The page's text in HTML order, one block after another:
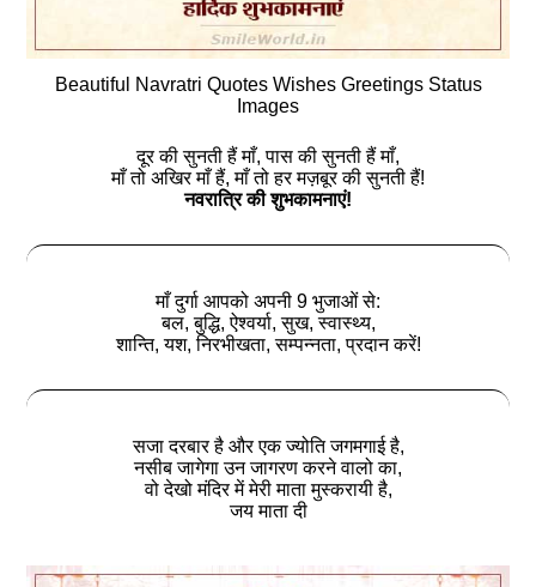
Beautiful Navratri Quotes Wishes Greetings Status
Images
दूर की सुनती हैं माँ, पास की सुनती हैं माँ,
माँ तो अखिर माँ हैं, माँ तो हर मज़बूर की सुनती हैं!
नवरात्रि की शुभकामनाएं!
माँ दुर्गा आपको अपनी 9 भुजाओं से:
बल, बुद्धि, ऐश्वर्या, सुख, स्वास्थ्य,
शान्ति, यश, निरभीखता, सम्पन्नता, प्रदान करें!
सजा दरबार है और एक ज्योति जगमगाई है,
नसीब जागेगा उन जागरण करने वालो का,
वो देखो मंदिर में मेरी माता मुस्करायी है,
जय माता दी